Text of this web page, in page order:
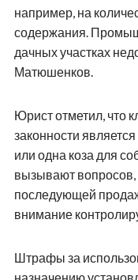
например, на
содержания.
дачных участках
Матюшенков.
Юрист отметил, что
законности
или одна коза для
вызывают
последующей
внимание
Штрафы за
назначению